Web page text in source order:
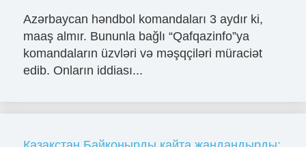
Azərbaycan həndbol komandaları 3 aydır ki,
maaş almır. Bununla bağlı “Qafqazinfo”ya
komandaların üzvləri və məşqçiləri müraciət
edib. Onların iddiası...